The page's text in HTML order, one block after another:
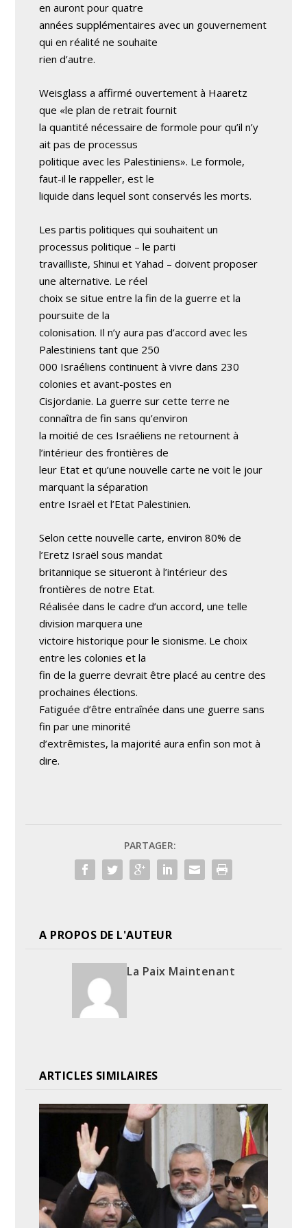
en auront pour quatre
années supplémentaires avec un gouvernement
qui en réalité ne souhaite
rien d’autre.
Weisglass a affirmé ouvertement à Haaretz
que «le plan de retrait fournit
la quantité nécessaire de formole pour qu’il n’y
ait pas de processus
politique avec les Palestiniens». Le formole,
faut-il le rappeller, est le
liquide dans lequel sont conservés les morts.
Les partis politiques qui souhaitent un
processus politique – le parti
travailliste, Shinui et Yahad – doivent proposer
une alternative. Le réel
choix se situe entre la fin de la guerre et la
poursuite de la
colonisation. Il n’y aura pas d’accord avec les
Palestiniens tant que 250
000 Israéliens continuent à vivre dans 230
colonies et avant-postes en
Cisjordanie. La guerre sur cette terre ne
connaîtra de fin sans qu’environ
la moitié de ces Israéliens ne retournent à
l’intérieur des frontières de
leur Etat et qu’une nouvelle carte ne voit le jour
marquant la séparation
entre Israël et l’Etat Palestinien.
Selon cette nouvelle carte, environ 80% de
l’Eretz Israël sous mandat
britannique se situeront à l’intérieur des
frontières de notre Etat.
Réalisée dans le cadre d’un accord, une telle
division marquera une
victoire historique pour le sionisme. Le choix
entre les colonies et la
fin de la guerre devrait être placé au centre des
prochaines élections.
Fatiguée d’être entraînée dans une guerre sans
fin par une minorité
d’extrêmistes, la majorité aura enfin son mot à
dire.
PARTAGER:
A PROPOS DE L'AUTEUR
La Paix Maintenant
ARTICLES SIMILAIRES